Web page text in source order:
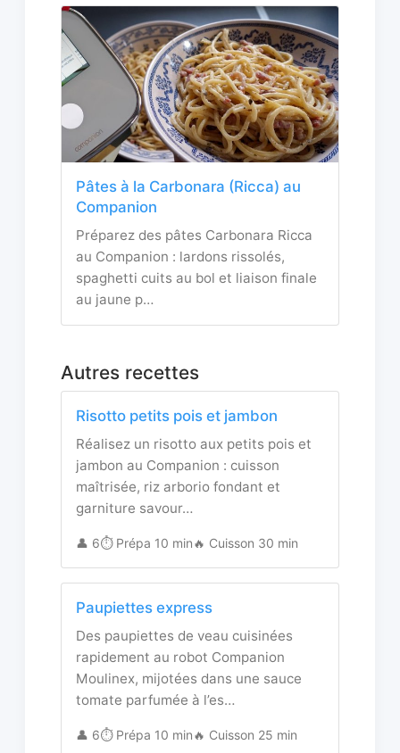
Pâtes à la Carbonara (Ricca) au
Companion
Préparez des pâtes Carbonara Ricca
au Companion : lardons rissolés,
spaghetti cuits au bol et liaison finale
au jaune p…
Autres recettes
Risotto petits pois et jambon
Réalisez un risotto aux petits pois et
jambon au Companion : cuisson
maîtrisée, riz arborio fondant et
garniture savour…
👤 6⏱️ Prépa 10 min🔥 Cuisson 30 min
Paupiettes express
Des paupiettes de veau cuisinées
rapidement au robot Companion
Moulinex, mijotées dans une sauce
tomate parfumée à l’es…
👤 6⏱️ Prépa 10 min🔥 Cuisson 25 min